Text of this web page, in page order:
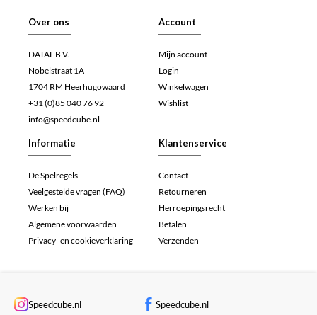
Over ons
DATAL B.V.
Nobelstraat 1A
1704 RM Heerhugowaard
+31 (0)85 040 76 92
info@speedcube.nl
Account
Mijn account
Login
Winkelwagen
Wishlist
Informatie
De Spelregels
Veelgestelde vragen (FAQ)
Werken bij
Algemene voorwaarden
Privacy- en cookieverklaring
Klantenservice
Contact
Retourneren
Herroepingsrecht
Betalen
Verzenden
Speedcube.nl Speedcube.nl